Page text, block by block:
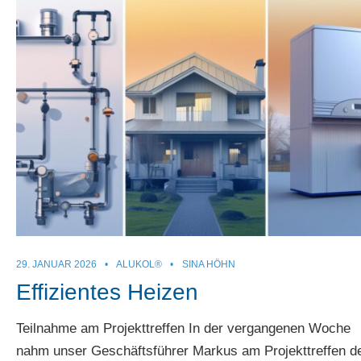
29. JANUAR 2026 • ALUKOL® • SINA HÖHN
Effizientes Heizen
Teilnahme am Projekttreffen In der vergangenen Woche
nahm unser Geschäftsführer Markus am Projekttreffen